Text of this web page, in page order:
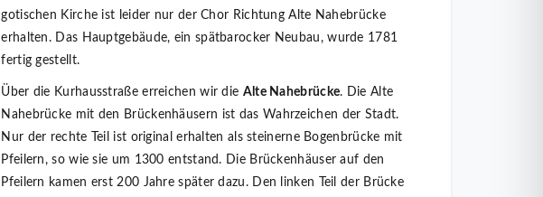
gotischen Kirche ist leider nur der Chor Richtung Alte Nahebrücke
erhalten. Das Hauptgebäude, ein spätbarocker Neubau, wurde 1781
fertig gestellt.
Über die Kurhausstraße erreichen wir die Alte Nahebrücke. Die Alte
Nahebrücke mit den Brückenhäusern ist das Wahrzeichen der Stadt.
Nur der rechte Teil ist original erhalten als steinerne Bogenbrücke mit
Pfeilern, so wie sie um 1300 entstand. Die Brückenhäuser auf den
Pfeilern kamen erst 200 Jahre später dazu. Den linken Teil der Brücke